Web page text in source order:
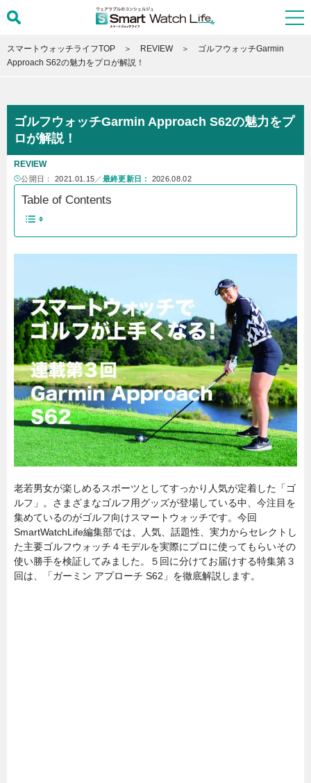
スマートウォッチライフTOP REVIEW
ゴルフウォッチGarmin
Approach S62の魅力をプロが解説！
ゴルフウォッチGarmin Approach S62の魅力をプ
ロが解説！
REVIEW
公開日： 2021.01.15 ／ 最終更新日： 2026.08.02
Table of Contents
老若男女が楽しめるスポーツとしてすっかり人気が定着した「ゴ
ルフ」。さまざまなゴルフ用グッズが登場している中、今注目を
集めているのがゴルフ向けスマートウォッチです。今回
SmartWatchLife編集部では、人気、話題性、実力からセレクトし
た主要ゴルフウォッチ４モデルを実際にプロに使ってもらいその
使い勝手を検証してみました。５回に分けてお届けする特集第３
回は、「ガーミン アプローチ S62」を徹底解説します。